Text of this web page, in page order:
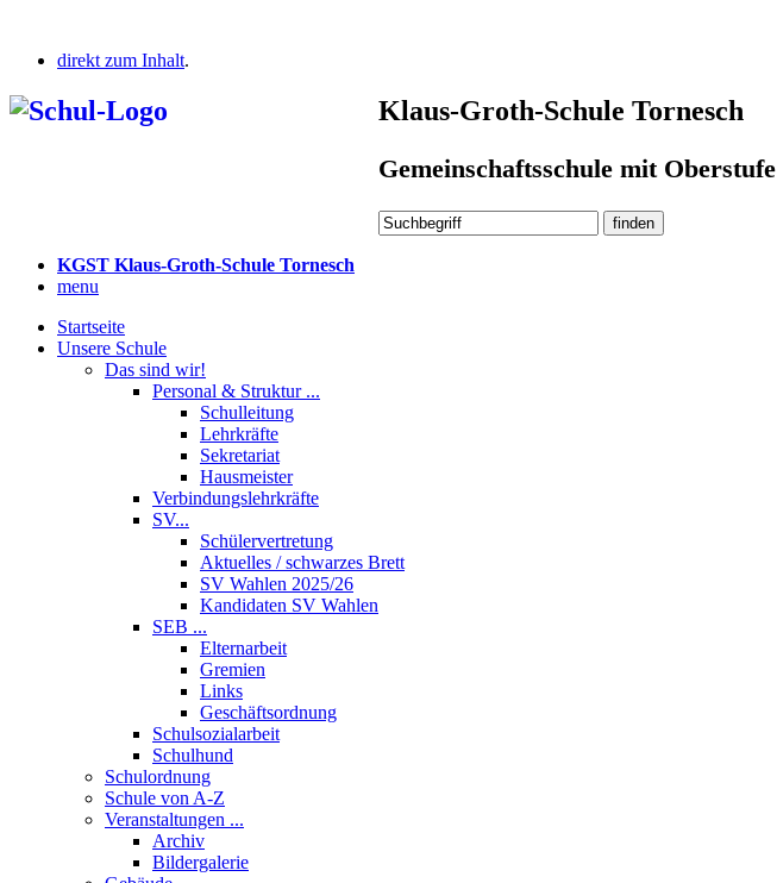
direkt zum Inhalt.
Klaus-Groth-Schule Tornesch
Gemeinschaftsschule mit Oberstufe
KGST Klaus-Groth-Schule Tornesch
menu
Startseite
Unsere Schule
Das sind wir!
Personal & Struktur ...
Schulleitung
Lehrkräfte
Sekretariat
Hausmeister
Verbindungslehrkräfte
SV...
Schülervertretung
Aktuelles / schwarzes Brett
SV Wahlen 2025/26
Kandidaten SV Wahlen
SEB ...
Elternarbeit
Gremien
Links
Geschäftsordnung
Schulsozialarbeit
Schulhund
Schulordnung
Schule von A-Z
Veranstaltungen ...
Archiv
Bildergalerie